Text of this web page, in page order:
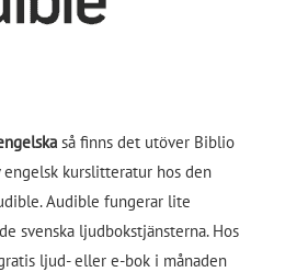
så finns det utöver Biblio
kurslitteratur hos den
Audible fungerar lite
svenska ljudbokstjänsterna. Hos
ljud- eller e-bok i månaden